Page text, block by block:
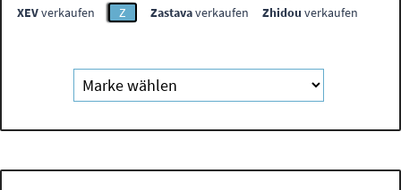
XEVverkaufen Z Zastavaverkaufen Zhidou verkaufen